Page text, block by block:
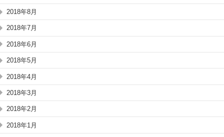
2018年8月
2018年7月
2018年6月
2018年5月
2018年4月
2018年3月
2018年2月
2018年1月